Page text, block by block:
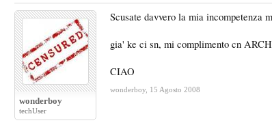
wonderboy
techUser
Scusate davvero la mia incompetenza
gia' ke ci sn, mi complimento cn
CIAO
wonderboy 15 Agosto 2008